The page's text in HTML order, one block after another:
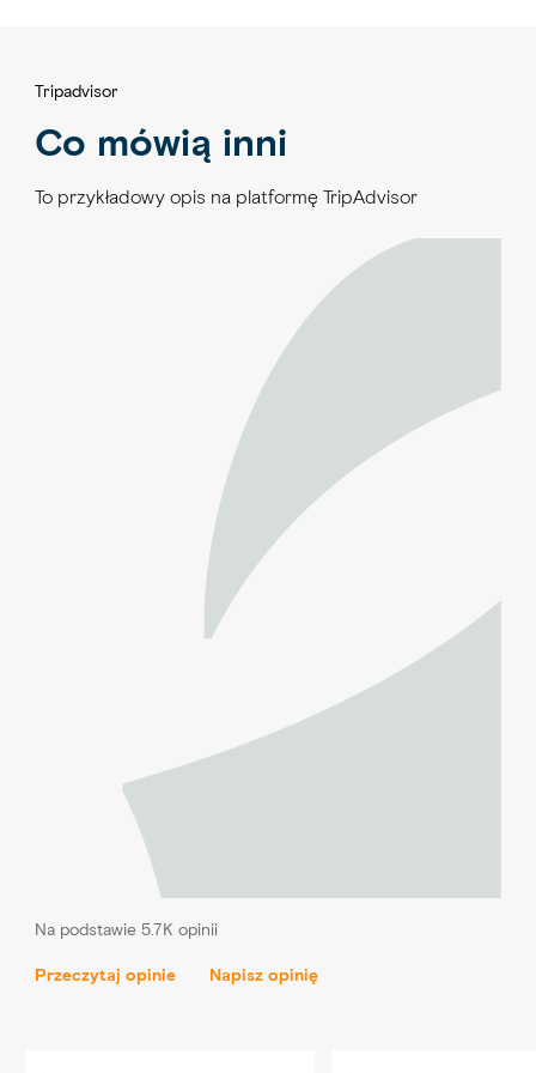
Tripadvisor
Co mówią inni
To przykładowy opis na platformę TripAdvisor
Na podstawie 5.7K opinii
Przeczytaj opinie Napisz opinię